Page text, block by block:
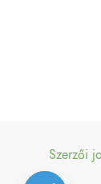
Szerzői